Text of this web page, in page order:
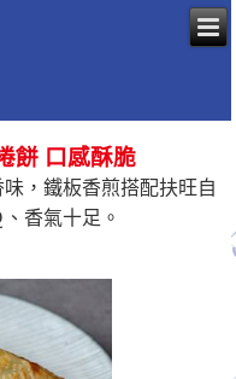
餅 口感酥脆
，鐵板香煎搭配扶旺自
香氣十足。